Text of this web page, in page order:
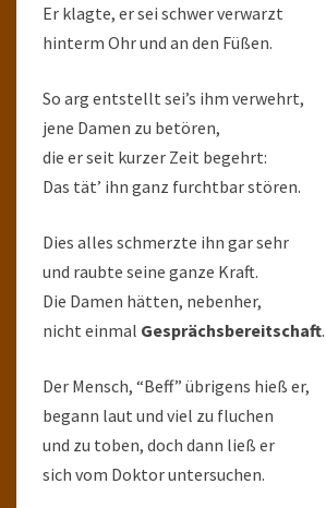
Er klagte, er sei schwer verwarzt
hinterm Ohr und an den Füßen.
So arg entstellt sei’s ihm verwehrt,
jene Damen zu betören,
die er seit kurzer Zeit begehrt:
Das tät’ ihn ganz furchtbar stören.
Dies alles schmerzte ihn gar sehr
und raubte seine ganze Kraft.
Die Damen hätten, nebenher,
nicht einmal Gesprächsbereitschaft.
Der Mensch, “Beff” übrigens hieß er,
begann laut und viel zu fluchen
und zu toben, doch dann ließ er
sich vom Doktor untersuchen.